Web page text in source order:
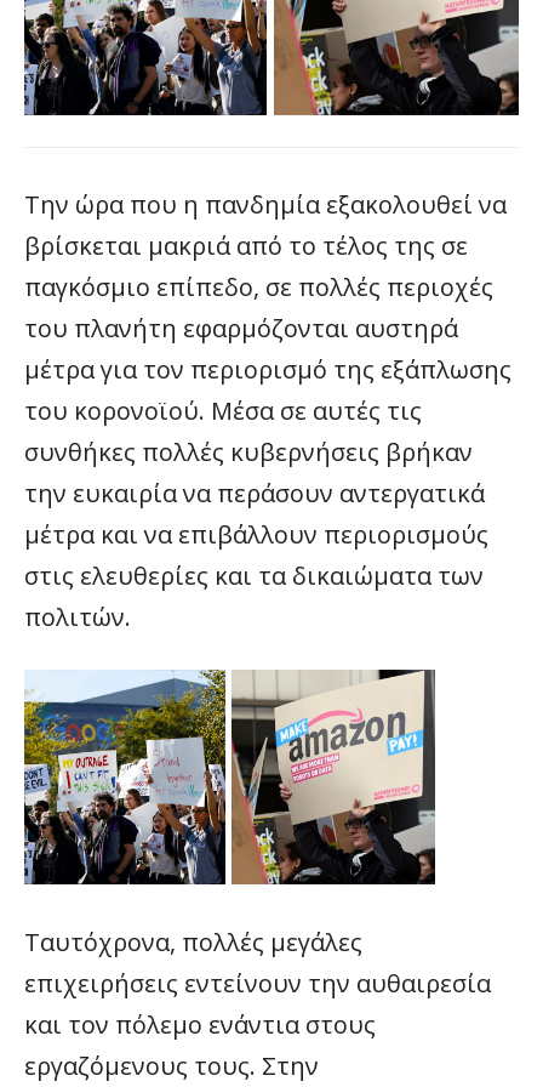
Την ώρα που η πανδημία εξακολουθεί να
βρίσκεται μακριά από το τέλος της σε
παγκόσμιο επίπεδο, σε πολλές περιοχές
του πλανήτη εφαρμόζονται αυστηρά
μέτρα για τον περιορισμό της εξάπλωσης
του κορονοϊού. Μέσα σε αυτές τις
συνθήκες πολλές κυβερνήσεις βρήκαν
την ευκαιρία να περάσουν αντεργατικά
μέτρα και να επιβάλλουν περιορισμούς
στις ελευθερίες και τα δικαιώματα των
πολιτών.
Ταυτόχρονα, πολλές μεγάλες
επιχειρήσεις εντείνουν την αυθαιρεσία
και τον πόλεμο ενάντια στους
εργαζόμενους τους. Στην